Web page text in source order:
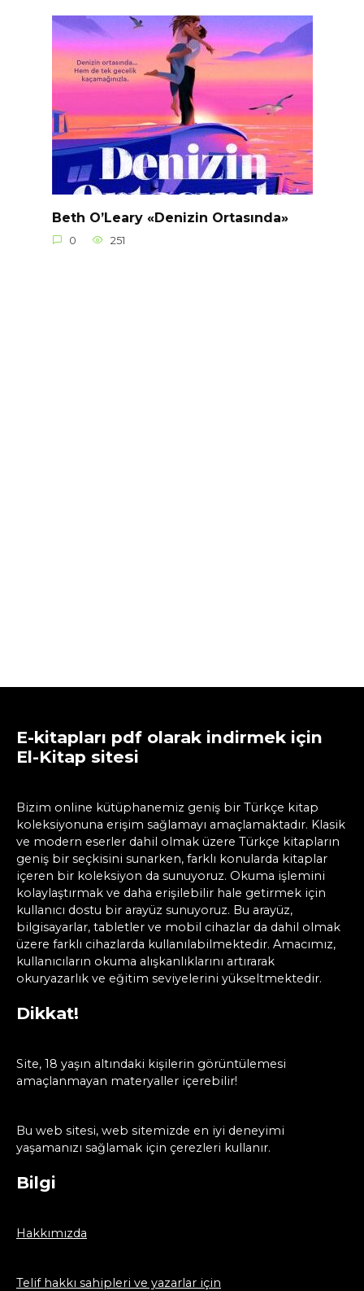
Beth O’Leary «Denizin Ortasında»
0 251
E-kitapları pdf olarak indirmek için
El-Kitap sitesi
Bizim online kütüphanemiz geniş bir Türkçe kitap
koleksiyonuna erişim sağlamayı amaçlamaktadır. Klasik
ve modern eserler dahil olmak üzere Türkçe kitapların
geniş bir seçkisini sunarken, farklı konularda kitaplar
içeren bir koleksiyon da sunuyoruz. Okuma işlemini
kolaylaştırmak ve daha erişilebilir hale getirmek için
kullanıcı dostu bir arayüz sunuyoruz. Bu arayüz,
bilgisayarlar, tabletler ve mobil cihazlar da dahil olmak
üzere farklı cihazlarda kullanılabilmektedir. Amacımız,
kullanıcıların okuma alışkanlıklarını artırarak
okuryazarlık ve eğitim seviyelerini yükseltmektedir.
Dikkat!
Site, 18 yaşın altındaki kişilerin görüntülemesi
amaçlanmayan materyaller içerebilir!
Bu web sitesi, web sitemizde en iyi deneyimi
yaşamanızı sağlamak için çerezleri kullanır.
Bilgi
Hakkımızda
Telif hakkı sahipleri ve yazarlar için